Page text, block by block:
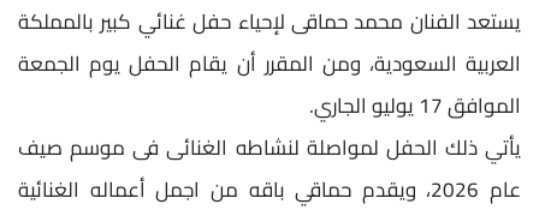
يستعد الفنان محمد حماقى لإحياء حفل غنائي كبير بالمملكة
العربية السعودية، ومن المقرر أن يقام الحفل يوم الجمعة
الموافق 17 يوليو الجاري.
يأتي ذلك الحفل لمواصلة لنشاطه الغنائى فى موسم صيف
عام 2026، ويقدم حماقي باقه من اجمل أعماله الغنائية